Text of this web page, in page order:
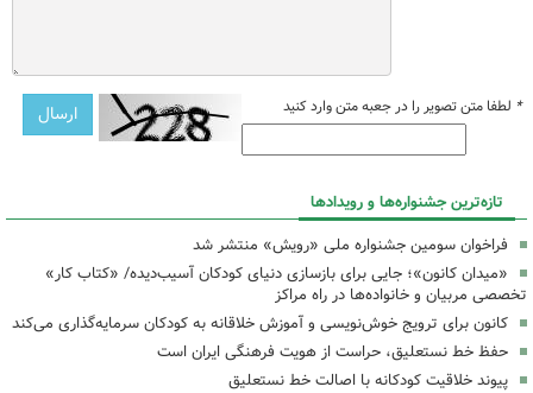
* لطفا متن تصویر را در جعبه متن وارد کنید
تازه‌ترین جشنواره‌ها و رویدادها
فراخوان سومین جشنواره ملی «رویش» منتشر شد
«میدان کانون»؛ جایی برای بازسازی دنیای کودکان آسیب‌دیده/ «کتاب کار»
تخصصی مربیان و خانواده‌ها در راه مراکز
کانون برای ترویج خوش‌نویسی و آموزش خلاقانه به کودکان سرمایه‌گذاری می‌کند
حفظ خط نستعلیق، حراست از هویت فرهنگی ایران است
پیوند خلاقیت کودکانه با اصالت خط نستعلیق